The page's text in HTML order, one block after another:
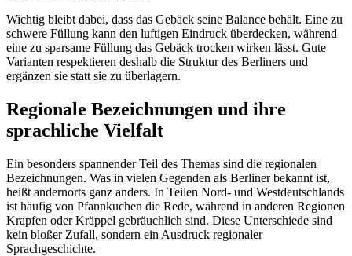
Wichtig bleibt dabei, dass das Gebäck seine Balance behält. Eine zu
schwere Füllung kann den luftigen Eindruck überdecken, während
eine zu sparsame Füllung das Gebäck trocken wirken lässt. Gute
Varianten respektieren deshalb die Struktur des Berliners und
ergänzen sie statt sie zu überlagern.
Regionale Bezeichnungen und ihre
sprachliche Vielfalt
Ein besonders spannender Teil des Themas sind die regionalen
Bezeichnungen. Was in vielen Gegenden als Berliner bekannt ist,
heißt andernorts ganz anders. In Teilen Nord- und Westdeutschlands
ist häufig von Pfannkuchen die Rede, während in anderen Regionen
Krapfen oder Kräppel gebräuchlich sind. Diese Unterschiede sind
kein bloßer Zufall, sondern ein Ausdruck regionaler
Sprachgeschichte.